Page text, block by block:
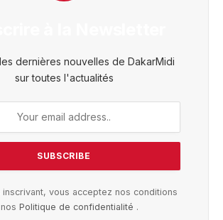
dernières nouvelles de DakarMidi
sur toutes l'actualités
inscrivant, vous acceptez nos conditions
Politique de confidentialité .